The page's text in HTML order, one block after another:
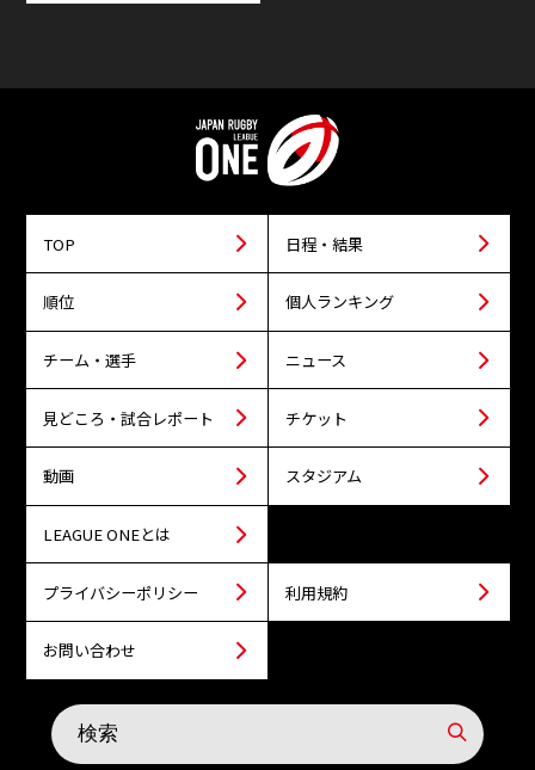
TOP 日程・結果
順位 個人ランキング
チーム・選手 ニュース
見どころ・試合レポート チケット
動画 スタジアム
LEAGUE ONEとは
プライバシーポリシー 利用規約
お問い合わせ